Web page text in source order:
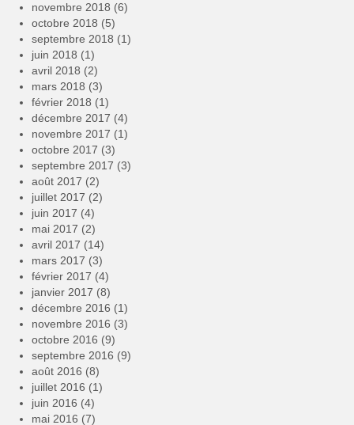
novembre 2018 (6)
octobre 2018 (5)
septembre 2018 (1)
juin 2018 (1)
avril 2018 (2)
mars 2018 (3)
février 2018 (1)
décembre 2017 (4)
novembre 2017 (1)
octobre 2017 (3)
septembre 2017 (3)
août 2017 (2)
juillet 2017 (2)
juin 2017 (4)
mai 2017 (2)
avril 2017 (14)
mars 2017 (3)
février 2017 (4)
janvier 2017 (8)
décembre 2016 (1)
novembre 2016 (3)
octobre 2016 (9)
septembre 2016 (9)
août 2016 (8)
juillet 2016 (1)
juin 2016 (4)
mai 2016 (7)